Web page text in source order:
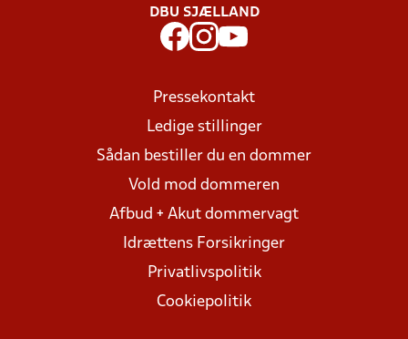
DBU SJÆLLAND
Pressekontakt
Ledige stillinger
Sådan bestiller du en dommer
Vold mod dommeren
Afbud + Akut dommervagt
Idrættens Forsikringer
Privatlivspolitik
Cookiepolitik